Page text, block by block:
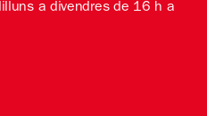
a divendres de 16 h a